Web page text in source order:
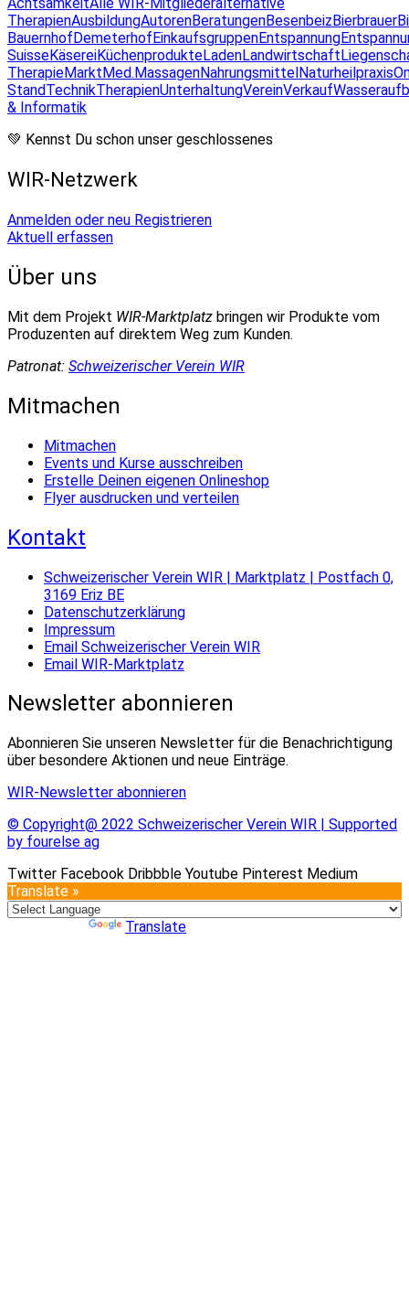
TherapienAusbildungAutorenBeratungenBesenbeizBierbrauer
BauernhofDemeterhofEinkaufsgruppenEntspannung
SuisseKäsereiKüchenprodukteLadenLandwirtschaft
TherapieMarktMed.MassagenNahrungsmittelNaturheilpraxis
StandTechnikTherapienUnterhaltungVereinVerkauf
& Informatik
💚 Kennst Du schon unser geschlossenes
WIR-Netzwerk
Anmelden oder neu Registrieren
Aktuell erfassen
Über uns
Mit dem Projekt WIR-Marktplatz bringen wir Produkte vom
Produzenten auf direktem Weg zum Kunden.
Patronat: Schweizerischer Verein WIR
Mitmachen
Mitmachen
Events und Kurse ausschreiben
Erstelle Deinen eigenen Onlineshop
Flyer ausdrucken und verteilen
Kontakt
Schweizerischer Verein WIR | Marktplatz | Postfach 0,
3169 Eriz BE
Datenschutzerklärung
Impressum
Email Schweizerischer Verein WIR
Email WIR-Marktplatz
Newsletter abonnieren
Abonnieren Sie unseren Newsletter für die Benachrichtigung
über besondere Aktionen und neue Einträge.
WIR-Newsletter abonnieren
© Copyright@ 2022 Schweizerischer Verein WIR | Supported
by fourelse ag
Twitter Facebook Dribbble Youtube Pinterest Medium
Translate »
Translate